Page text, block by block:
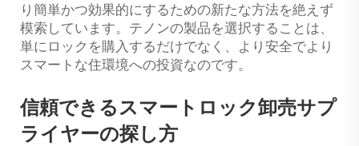
り簡単かつ効果的にするための新たな方法を絶えず
模索しています。テノンの製品を選択することは、
単にロックを購入するだけでなく、より安全でより
スマートな住環境への投資なのです。
信頼できるスマートロック卸売サプ
ライヤーの探し方